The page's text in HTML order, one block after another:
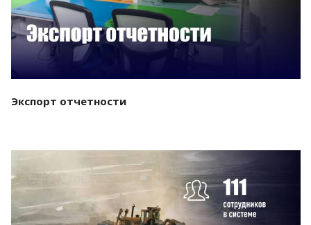
Экспорт отчетности